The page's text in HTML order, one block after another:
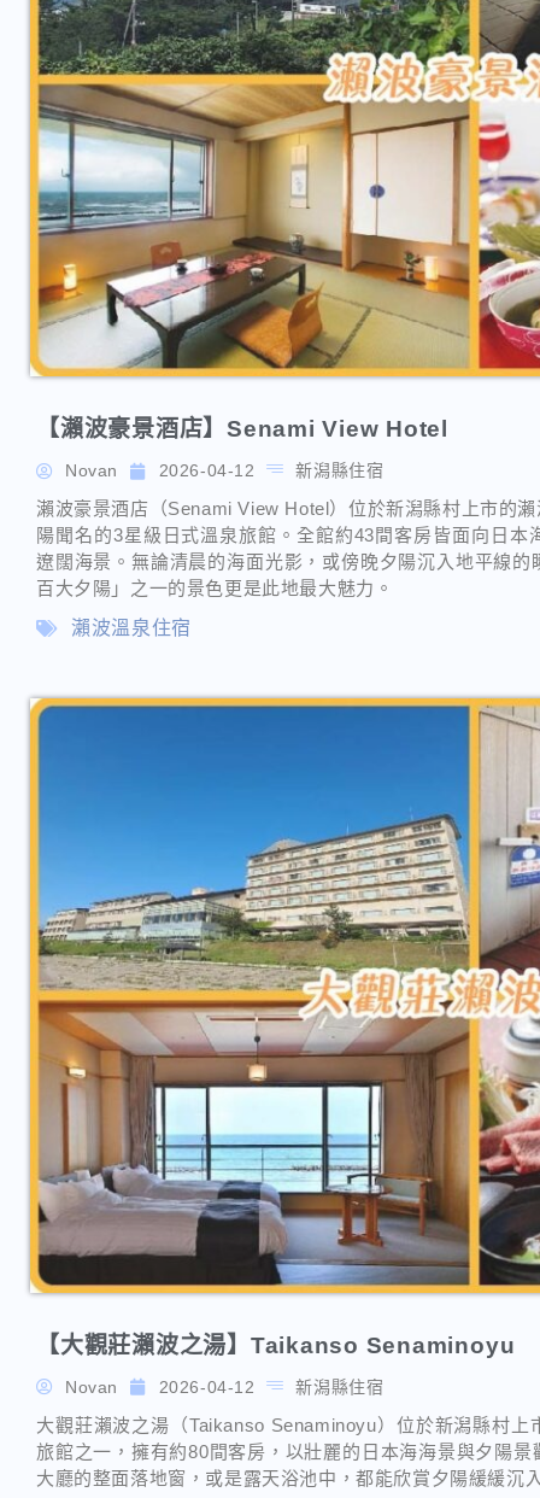
【瀨波豪景酒店】Senami View Hotel
Novan 2026-04-12 新潟縣住宿
瀨波豪景酒店（Senami View Hotel）位於新潟縣村上市的
陽聞名的3星級日式溫泉旅館。全館約43間客房皆面向日
遼闊海景。無論清晨的海面光影，或傍晚夕陽沉入地平線
百大夕陽」之一的景色更是此地最大魅力。
瀨波溫泉住宿
【大觀莊瀨波之湯】Taikanso Senaminoyu
Novan 2026-04-12 新潟縣住宿
大觀莊瀨波之湯（Taikanso Senaminoyu）位於新潟縣村
旅館之一，擁有約80間客房，以壯麗的日本海海景與夕陽
大廳的整面落地窗，或是露天浴池中，都能欣賞夕陽緩緩沉